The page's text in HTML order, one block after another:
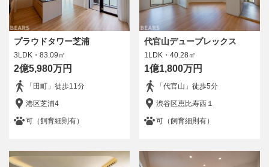
プラウドタワー芝浦
3LDK・83.09㎡
2億5,980万円
「田町」徒歩11分
港区芝浦4
可（飼育細則有）
代官山デュープレックス
1LDK・40.28㎡
1億1,800万円
「代官山」徒歩5分
渋谷区恵比寿西１
可（飼育細則有）
2DK/2LDK
3DK/3LDK
4DK/4LDK
5LDK以上
駅徒歩分数
5分以内
10分以内
指定なし
ペット
ペット可
1階のみ